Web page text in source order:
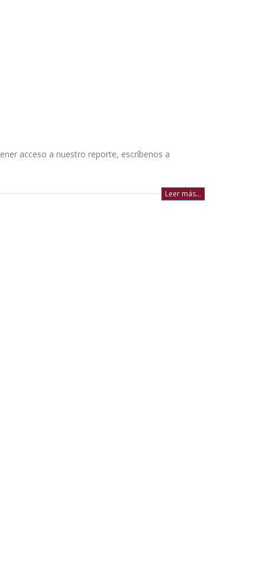
acceso a nuestro reporte, escríbenos a
Leer más...